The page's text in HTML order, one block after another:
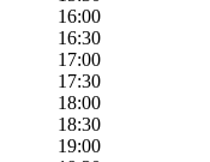
16:00
16:30
17:00
17:30
18:00
18:30
19:00